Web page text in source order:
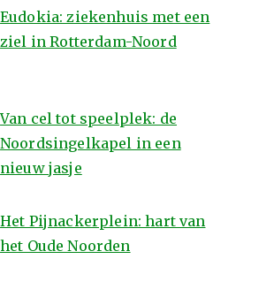
Eudokia: ziekenhuis met een
ziel in Rotterdam-Noord
Van cel tot speelplek: de
Noordsingelkapel in een
nieuw jasje
Het Pijnackerplein: hart van
het Oude Noorden